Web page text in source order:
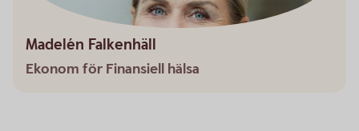
Madelén Falkenhäll
Ekonom för Finansiell hälsa